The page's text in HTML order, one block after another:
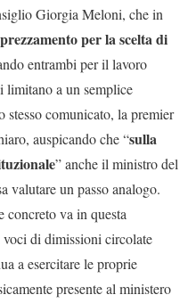
Giorgia Meloni, che in
per la scelta di
entrambi per il lavoro
limitano a un semplice
comunicato, la premier
auspicando che “sulla
” anche il ministro del
valutare un passo analogo.
concreto va in questa
di dimissioni circolate
a esercitare le proprie
presente al ministero